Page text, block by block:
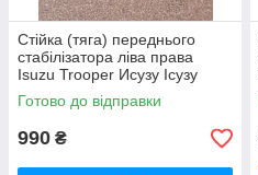
Стійка (тяга) переднього
стабілізатора ліва права
Isuzu Trooper Исузу Ісузу
Трупер
Готово до відправки
990 ₴